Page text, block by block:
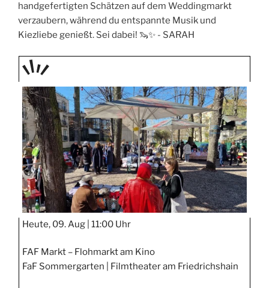
handgefertigten Schätzen auf dem Weddingmarkt
verzaubern, während du entspannte Musik und
Kiezliebe genießt. Sei dabei! 🦦✨ - SARAH
TAGE
STIPP
Heute, 09. Aug | 11:00 Uhr
FAF Markt – Flohmarkt am Kino
FaF Sommergarten | Filmtheater am Friedrichshain